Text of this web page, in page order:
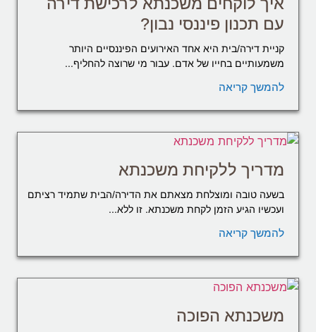
עם תכנון פיננסי נבון?
קניית דירה/בית היא אחד האירועים הפיננסיים היותר
משמעותיים בחייו של אדם. עבור מי שרוצה להחליף...
להמשך קריאה
מדריך ללקיחת משכנתא
בשעה טובה ומוצלחת מצאתם את הדירה/הבית שתמיד רציתם
ועכשיו הגיע הזמן לקחת משכנתא. זו ללא...
להמשך קריאה
משכנתא הפוכה